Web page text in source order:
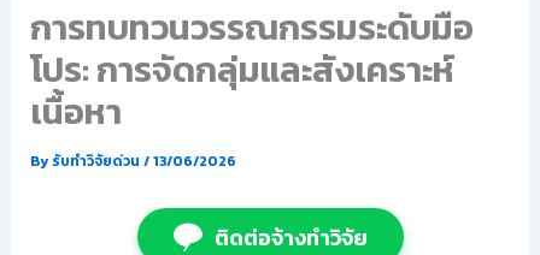
การทบทวนวรรณกรรมระดับมือ
โปร: การจัดกลุ่มและสังเคราะห์
เนื้อหา
Byรับทำวิจัยด่วน /13/06/2026
ติดต่อจ้างทำวิจัย